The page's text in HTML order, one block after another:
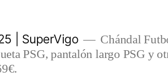
| SuperVigo
Chándal
PSG, pantalón largo PSG y